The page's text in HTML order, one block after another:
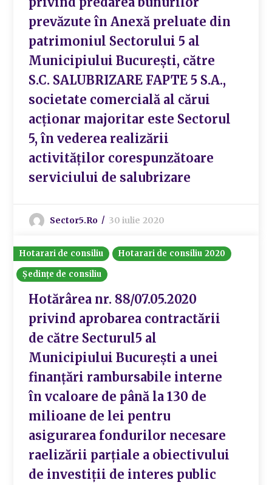
prevăzute în Anexă preluate din
patrimoniul Sectorului 5 al
Municipiului București, către
S.C. SALUBRIZARE FAPTE 5 S.A.,
societate comercială al cărui
acționar majoritar este Sectorul
5, în vederea realizării
activităților corespunzătoare
serviciului de salubrizare
Sector5.ro 30 iulie 2020
Hotarari de consiliu
Hotarari de consiliu 2020
Ședințe de consiliu
Hotărârea nr. 88/07.05.2020
privind aprobarea contractării
de către Secturul5 al
Municipiului București a unei
finanțări rambursabile interne
în vcaloare de până la 130 de
milioane de lei pentru
asigurarea fondurilor necesare
raelizării parțiale a obiectivului
de investiții de interes public